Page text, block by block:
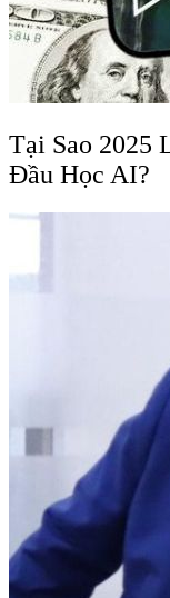
Tại Sao 2025
Đầu Học AI?